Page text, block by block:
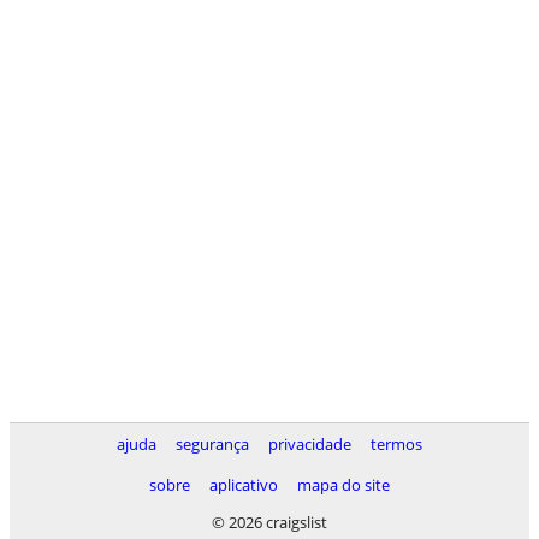
ajuda segurança privacidade
termos
sobre
aplicativo
mapa do site
© 2026 craigslist